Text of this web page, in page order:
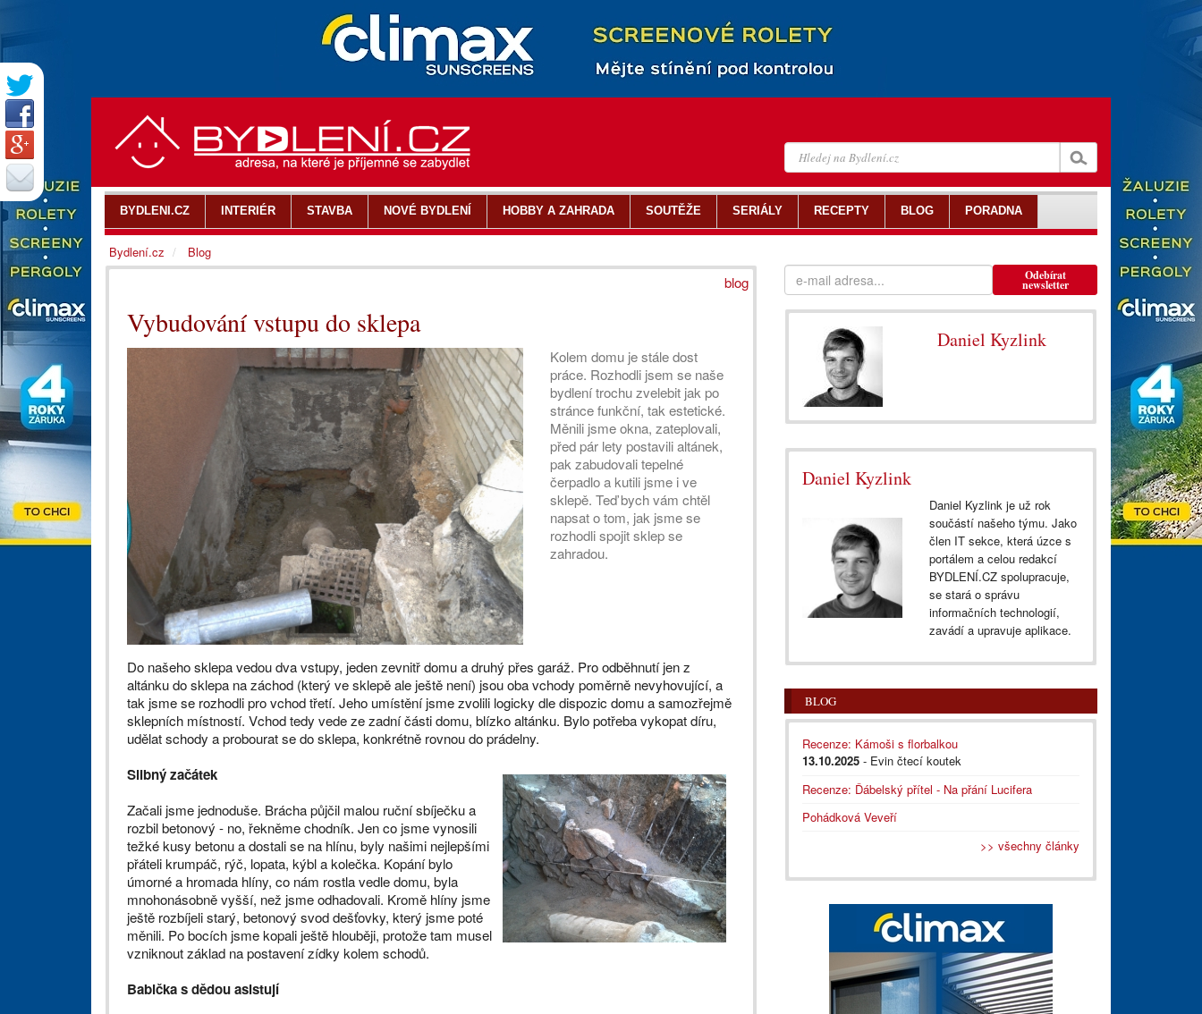
blog
Vybudování vstupu do sklepa
Kolem domu je stále dost
práce. Rozhodli jsem se naše
bydlení trochu zvelebit jak po
stránce funkční, tak estetické.
Měnili jsme okna, zateplovali,
před pár lety postavili altánek,
pak zabudovali tepelné
čerpadlo a kutili jsme i ve
sklepě. Teď bych vám chtěl
napsat o tom, jak jsme se
rozhodli spojit sklep se
zahradou.
Do našeho sklepa vedou dva vstupy, jeden zevnitř domu a druhý přes garáž. Pro odběhnutí jen z
altánku do sklepa na záchod (který ve sklepě ale ještě není) jsou oba vchody poměrně nevyhovující, a
tak jsme se rozhodli pro vchod třetí. Jeho umístění jsme zvolili logicky dle dispozic domu a samozřejmě
sklepních místností. Vchod tedy vede ze zadní části domu, blízko altánku. Bylo potřeba vykopat díru,
udělat schody a probourat se do sklepa, konkrétně rovnou do prádelny.
Slibný začátek
Začali jsme jednoduše. Brácha půjčil malou ruční sbíječku a
rozbil betonový - no, řekněme chodník. Jen co jsme vynosili
težké kusy betonu a dostali se na hlínu, byly našimi nejlepšími
přáteli krumpáč, rýč, lopata, kýbl a kolečka. Kopání bylo
úmorné a hromada hlíny, co nám rostla vedle domu, byla
mnohonásobně vyšší, než jsme odhadovali. Kromě hlíny jsme
ještě rozbíjeli starý, betonový svod dešťovky, který jsme poté
měnili. Po bocích jsme kopali ještě hlouběji, protože tam musel
vzniknout základ na postavení zídky kolem schodů.
Babička s dědou asistují
Odebírat
newsletter
Daniel Kyzlink
Daniel Kyzlink
Daniel Kyzlink je už rok
součástí našeho týmu. Jako
člen IT sekce, která úzce s
portálem a celou redakcí
BYDLENÍ.CZ spolupracuje,
se stará o správu
informačních technologií,
zavádí a upravuje aplikace.
BLOG
Recenze: Kámoši s florbalkou
13.10.2025 - Evin čtecí koutek
Recenze: Ďábelský přítel - Na přání Lucifera
Pohádková Veveří
>> všechny články
BYDLENI.CZ INTERIÉR STAVBA NOVÉ BYDLENÍ HOBBY A ZAHRADA SOUTĚŽE SERIÁLY RECEPTY BLOG PORADNA
Bydlení.cz Blog